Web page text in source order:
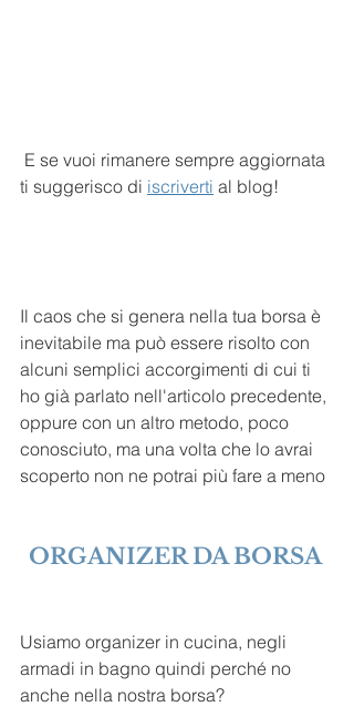
ti suggerisco di iscriverti al blog!
Il caos che si genera nella tua borsa è
inevitabile ma può essere risolto con
alcuni semplici accorgimenti di cui ti
ho già parlato nell'articolo precedente,
oppure con un altro metodo, poco
conosciuto, ma una volta che lo avrai
scoperto non ne potrai più fare a meno
ORGANIZER DA BORSA
Usiamo organizer in cucina, negli
armadi in bagno quindi perché no
anche nella nostra borsa?